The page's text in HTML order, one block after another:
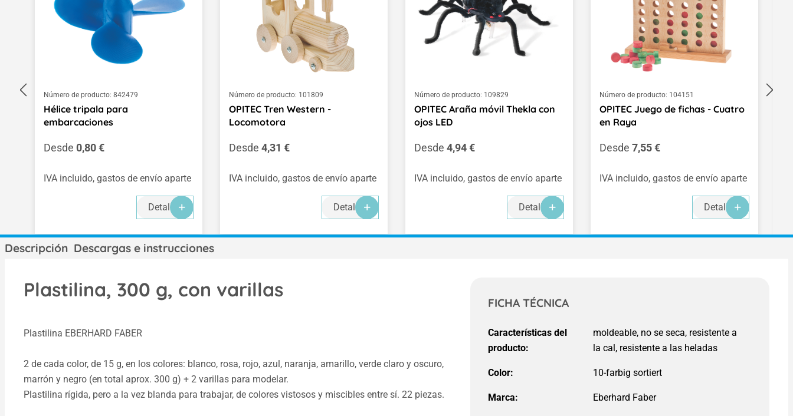
Número de producto: 842479
Hélice tripala para
embarcaciones
Precio normal:
Desde 0,80 €
IVA incluido, gastos de envío aparte
Detalles
Número de producto: 101809
OPITEC Tren Western -
Locomotora
Precio normal:
Desde 4,31 €
IVA incluido, gastos de envío aparte
Detalles
Número de producto: 109829
OPITEC Araña móvil Thekla con
ojos LED
Precio normal:
Desde 4,94 €
IVA incluido, gastos de envío aparte
Detalles
Número de producto: 104151
OPITEC Juego de fichas - Cuatro
en Raya
Precio normal:
Desde 7,55 €
IVA incluido, gastos de envío aparte
Detalles
Descripción Descargas e instrucciones
Plastilina, 300 g, con varillas
Plastilina EBERHARD FABER
2 de cada color, de 15 g, en los colores: blanco, rosa, rojo, azul, naranja, amarillo, verde claro y oscuro,
marrón y negro (en total aprox. 300 g) + 2 varillas para modelar.
Plastilina rígida, pero a la vez blanda para trabajar, de colores vistosos y miscibles entre sí. 22 piezas.
FICHA TÉCNICA
Características del
producto:
Color:
Marca: